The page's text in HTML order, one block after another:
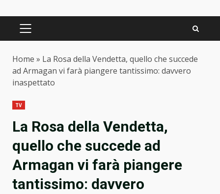
PRIMARY
Home » La Rosa della Vendetta, quello che succede
ad Armagan vi farà piangere tantissimo: davvero
inaspettato
TV
La Rosa della Vendetta,
quello che succede ad
Armagan vi farà piangere
tantissimo: davvero